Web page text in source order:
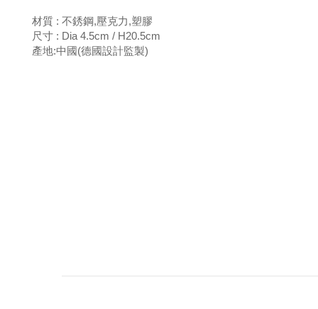
材質 : 不銹鋼,壓克力,塑膠
尺寸 : Dia 4.5cm / H20.5cm
產地:中國(德國設計監製)